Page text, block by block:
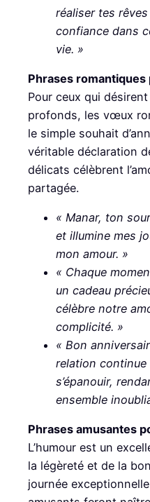
réaliser tes
confiance dans
vie. »
Phrases romantiques
Pour ceux qui
profonds, les vœux
le simple souhait
véritable déclaration
délicats célèbrent
partagée.
« Manar, ton
et illumine mes
mon amour. »
« Chaque
un cadeau
célèbre notre
complicité. »
« Bon
relation
s’épanouir,
ensemble
Phrases amusantes
L’humour est un
la légèreté et de la
journée